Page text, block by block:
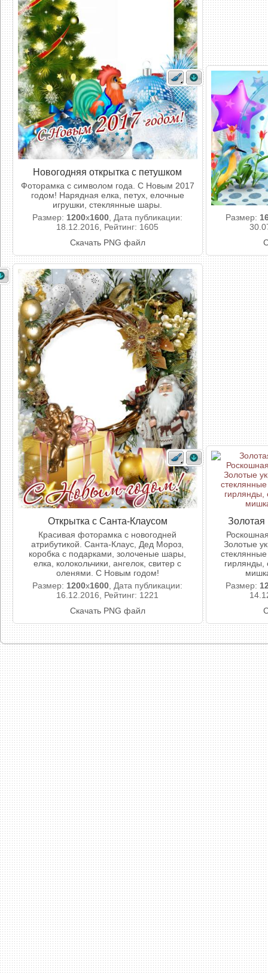
Новогодняя открытка с петушком
Фоторамка с символом года. С Новым 2017
годом! Нарядная елка, петух, елочные
игрушки, стеклянные шары.
Размер: 1200x1600 , Дата публикации:
18.12.2016, Рейтинг: 1605
Скачать PNG файл
Размер:
Открытка с Санта-Клаусом
Красивая фоторамка с новогодней
атрибутикой. Санта-Клаус, Дед Мороз,
коробка с подарками, золоченые шары,
елка, колокольчики, ангелок, свитер с
оленями. С Новым годом!
Размер: 1200x1600 , Дата публикации:
16.12.2016, Рейтинг: 1221
Скачать PNG файл
Золотая
Золотые
Размер: